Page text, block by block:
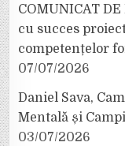
COMUNICAT
cu succes
competențelor
07/07/2026
Daniel Sava,
Mentală și
03/07/2026